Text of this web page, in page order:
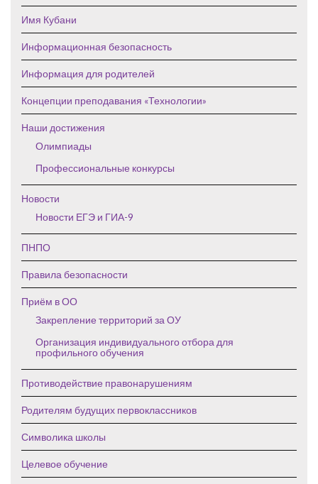
Имя Кубани
Информационная безопасность
Информация для родителей
Концепции преподавания «Технологии»
Наши достижения
Олимпиады
Профессиональные конкурсы
Новости
Новости ЕГЭ и ГИА-9
ПНПО
Правила безопасности
Приём в ОО
Закрепление территорий за ОУ
Организация индивидуального отбора для
профильного обучения
Противодействие правонарушениям
Родителям будущих первоклассников
Символика школы
Целевое обучение